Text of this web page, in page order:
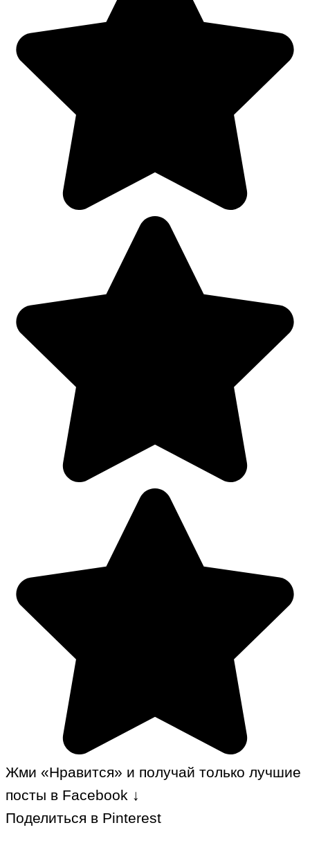
Жми «Нравится» и получай только лучшие
посты в Facebook ↓
Поделиться в Pinterest